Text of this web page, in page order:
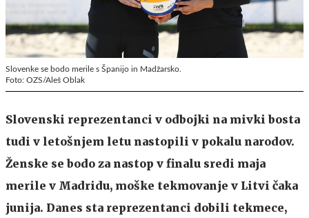
Slovenke se bodo merile s Španijo in Madžarsko.
Foto: OZS/Aleš Oblak
Slovenski reprezentanci v odbojki na mivki bosta
tudi v letošnjem letu nastopili v pokalu narodov.
Ženske se bodo za nastop v finalu sredi maja
merile v Madridu, moške tekmovanje v Litvi čaka
junija. Danes sta reprezentanci dobili tekmece,